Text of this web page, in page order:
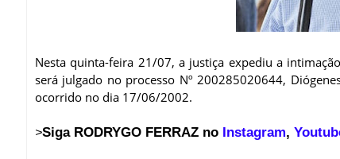
Nesta quinta-feira 21/07, a justiça expediu a
será julgado no processo Nº 200285020644,
ocorrido no dia 17/06/2002.
>Siga RODRYGO FERRAZ no Instagram,